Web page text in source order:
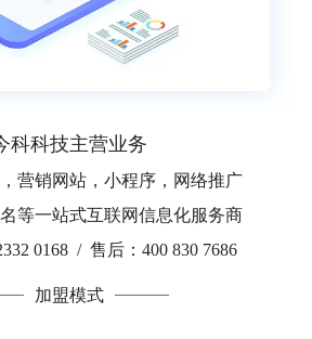
科科技主营业务
营销网站，小程序，网络推广
等一站式互联网信息化服务商
0168 / 售后：400 830 7686
加盟模式